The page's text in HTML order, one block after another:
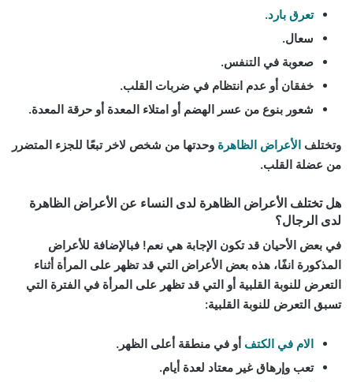
تعرق بارد.
سعال.
صعوبة في التنفس.
خفقان أو عدم انتظام في ضربات القلب.
شعور بنوع من عسر الهضم أو امتلاء المعدة أو حرقة المعدة.
وتختلف الأعراض الظاهرة وحدتها من شخص لاخر تبعًا للجزء المتضرر
من عضلة القلب.
هل تختلف الأعراض الظاهرة لدى النساء عن الأعراض الظاهرة
لدى الرجال؟
في بعض الأحيان قد تكون الإجابة هي نعم! فبالإضافة للأعراض
المذكورة انفًا، هذه بعض الأعراض التي قد تظهر على المرأة أثناء
التعرض للنوبة القلبية أو التي قد تظهر على المرأة في الفترة التي
تسبق التعرض للنوبة القلبية:
الام في الكتف أو في منطقة أعلى الظهر.
تعب وإرهاق غير معتاد لعدة أيام.